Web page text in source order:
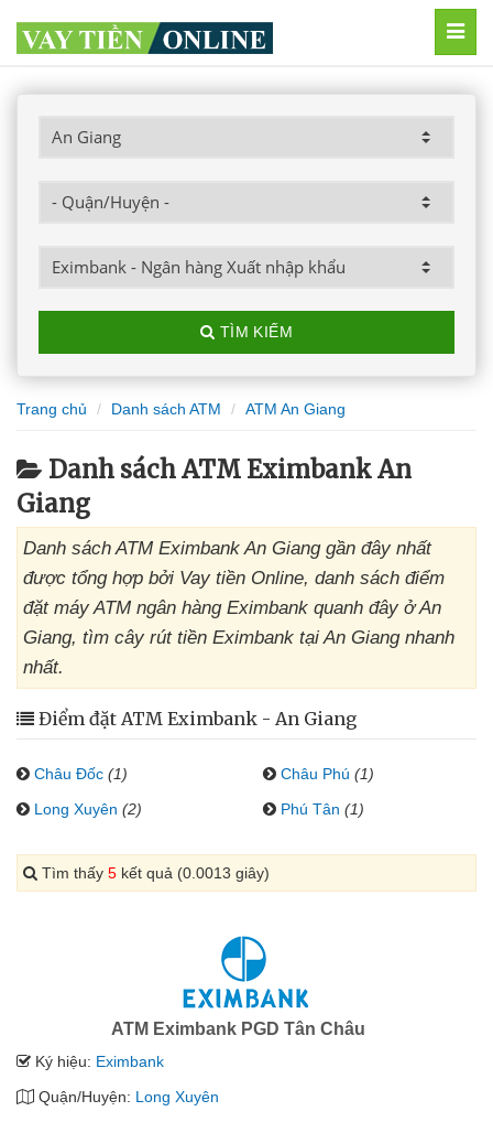
TÌM KIẾM
Trang chủ Danh sách ATM ATM An Giang
Danh sách ATM Eximbank An
Giang
Danh sách ATM Eximbank An Giang gần đây nhất
được tổng hợp bởi Vay tiền Online, danh sách điểm
đặt máy ATM ngân hàng Eximbank quanh đây ở An
Giang, tìm cây rút tiền Eximbank tại An Giang nhanh
nhất.
Điểm đặt ATM Eximbank - An Giang
Châu Đốc (1) Châu Phú (1)
Long Xuyên (2) Phú Tân (1)
Tìm thấy 5 kết quả (0.0013 giây)
ATM Eximbank PGD Tân Châu
Ký hiệu: Eximbank
Quận/Huyện: Long Xuyên